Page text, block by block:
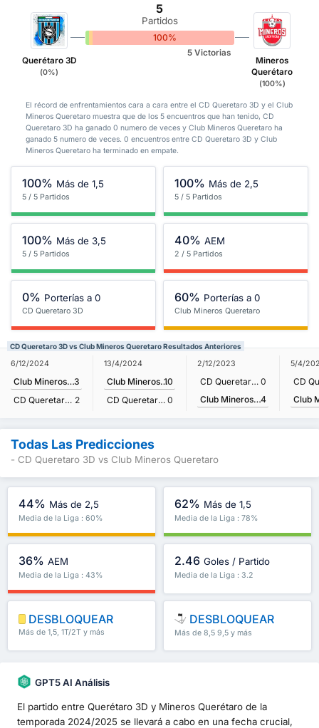
Querétaro 3D
(0%)
5
Partidos
100%
5 Victorias
Mineros
Querétaro
(100%)
El récord de enfrentamientos cara a cara entre el CD Queretaro 3D y el Club
Mineros Queretaro muestra que de los 5 encuentros que han tenido, CD
Queretaro 3D ha ganado 0 numero de veces y Club Mineros Queretaro ha
ganado 5 numero de veces. 0 encuentros entre CD Queretaro 3D y Club
Mineros Queretaro ha terminado en empate.
100% Más de 1,5
5 / 5 Partidos
100% Más de 2,5
5 / 5 Partidos
100% Más de 3,5
5 / 5 Partidos
40% AEM
2 / 5 Partidos
0% Porterías a 0
CD Queretaro 3D
60% Porterías a 0
Club Mineros Queretaro
CD Queretaro 3D vs Club Mineros Queretaro Resultados Anteriores
6/12/2024
Club Mineros Queretaro3
CD Queretaro 3D 2
13/4/2024
Club Mineros Queretaro10
CD Queretaro 3D 0
2/12/2023
CD Queretaro 3D 0
Club Mineros Queretaro4
5/4/
Todas Las Predicciones
- CD Queretaro 3D vs Club Mineros Queretaro
44% Más de 2,5
Media de la Liga : 60%
62% Más de 1,5
Media de la Liga : 78%
36% AEM
Media de la Liga : 43%
2.46 Goles / Partido
Media de la Liga : 3.2
DESBLOQUEAR
Más de 1,5, 1T/2T y más
DESBLOQUEAR
Más de 8,5 9,5 y más
GPT5 AI Análisis
El partido entre Querétaro 3D y Mineros Querétaro de la
temporada 2024/2025 se llevará a cabo en una fecha crucial,